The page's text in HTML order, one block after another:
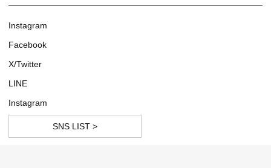
Instagram
Facebook
X/Twitter
LINE
Instagram
SNS LIST >